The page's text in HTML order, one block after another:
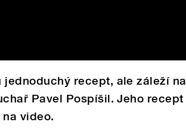
recept, ale záleží na
Pavel Pospíšil. Jeho recept
video.